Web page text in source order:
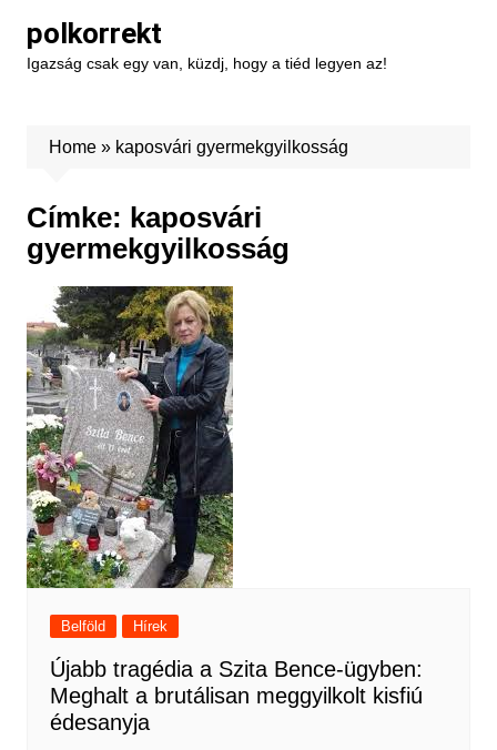
content
polkorrekt
Igazság csak egy van, küzdj, hogy a tiéd legyen az!
Home» kaposvári gyermekgyilkosság
Címke: kaposvári
gyermekgyilkosság
Belföld Hírek
Újabb tragédia a Szita Bence-ügyben:
Meghalt a brutálisan meggyilkolt kisfiú
édesanyja